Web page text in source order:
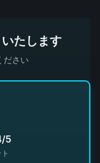
たします
ださい
5